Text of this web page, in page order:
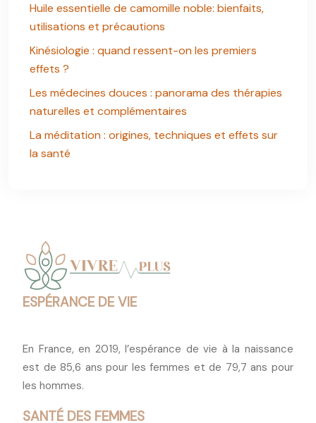
Huile essentielle de camomille noble: bienfaits,
utilisations et précautions
Kinésiologie : quand ressent-on les premiers
effets ?
Les médecines douces : panorama des thérapies
naturelles et complémentaires
La méditation : origines, techniques et effets sur
la santé
ESPÉRANCE DE VIE
En France, en 2019, l’espérance de vie à la naissance
est de 85,6 ans pour les femmes et de 79,7 ans pour
les hommes.
SANTÉ DES FEMMES